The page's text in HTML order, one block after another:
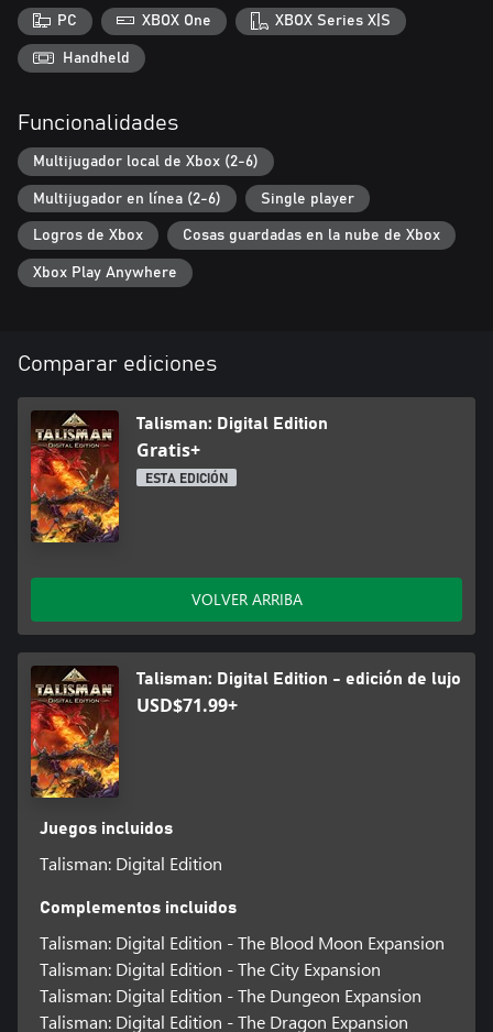
PC XBOX One XBOX Series X|S
Handheld
Funcionalidades
Multijugador local de Xbox (2-6)
Multijugador en línea (2-6) Single player
Logros de Xbox Cosas guardadas en la nube de Xbox
Xbox Play Anywhere
Comparar ediciones
Talisman: Digital Edition
Gratis+
ESTA EDICIÓN
VOLVER ARRIBA
Talisman: Digital Edition - edición de lujo
USD$71.99+
Juegos incluidos
Talisman: Digital Edition
Complementos incluidos
Talisman: Digital Edition - The Blood Moon Expansion
Talisman: Digital Edition - The City Expansion
Talisman: Digital Edition - The Dungeon Expansion
Talisman: Digital Edition - The Dragon Expansion